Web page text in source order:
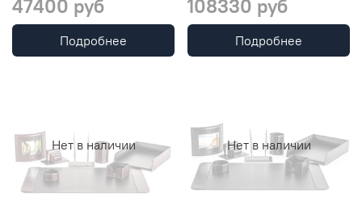
47400 руб
Подробнее
108330 руб
Подробнее
Нет в наличии Нет в наличии